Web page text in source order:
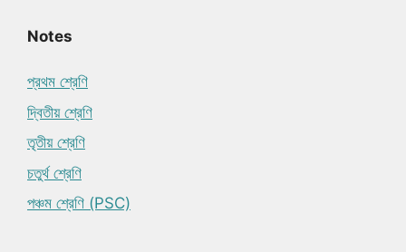
Notes
প্রথম শ্রেণি
দ্বিতীয় শ্রেণি
তৃতীয় শ্রেণি
চতুর্থ শ্রেণি
পঞ্চম শ্রেণি (PSC)